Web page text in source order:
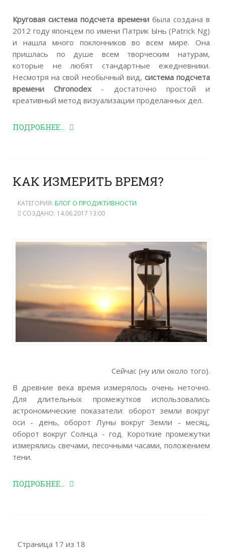
Круговая система подсчета временибыла создана в
2012 году японцем по имени Патрик Ынь (Patrick Ng)
и нашла много поклонников во всем мире. Она
пришлась по душе всем творческим натурам,
которые не любят стандартные ежедневники.
Несмотря на свой необычный вид, система подсчета
времени Chronodex- достаточно простой и
креативный метод визуализации проделанных дел.
ПОДРОБНЕЕ...
КАК ИЗМЕРИТЬ ВРЕМЯ?
КАТЕГОРИЯ: БЛОГ О ПРОДУКТИВНОСТИ
СОЗДАНО: 14.06.2017 13:00
Сейчас (ну или около того).
В древние века время измерялось очень неточно.
Для длительных промежутков использовались
астрономические показатели: оборот земли вокруг
оси - день, оборот Луны вокруг Земли - месяц,
оборот вокруг Солнца - год. Короткие промежутки
измерялись свечами, песочными часами, положением
тени.
ПОДРОБНЕЕ...
Страница 17 из 18